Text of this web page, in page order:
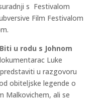
s Festivalom
Film Festivalom
Biti u rodu s Johnom
Luke
u razgovoru
obiteljske legende o
Malkovichem, ali se